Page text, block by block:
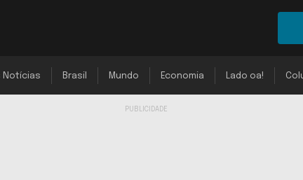
Notícias Brasil Mundo Economia Lado oa!